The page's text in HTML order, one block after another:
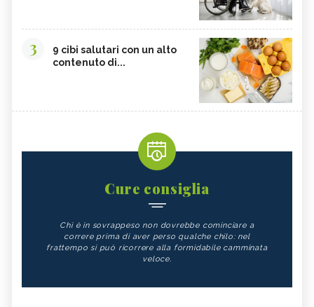
3
9 cibi salutari con un alto
contenuto di...
Cure consiglia
Chi è in sovrappeso non dovrebbe cominciare a
correre prima di aver perso qualche chilo: nel
frattempo si può ricorrere alla formidabile camminata
veloce.